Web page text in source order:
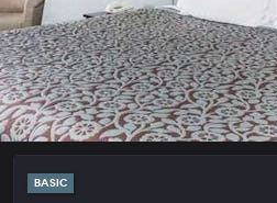
BASIC